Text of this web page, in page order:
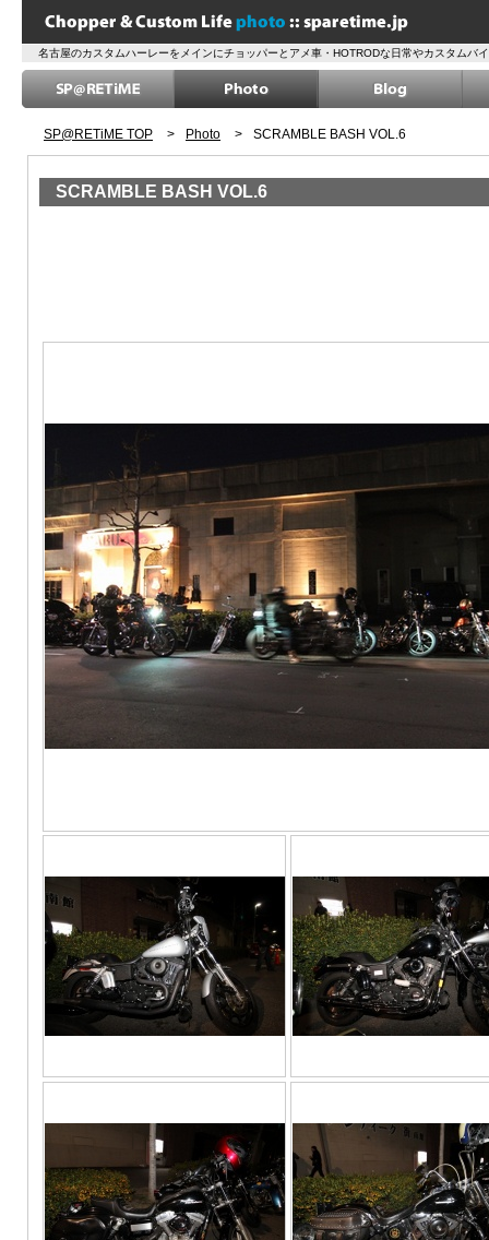
名古屋のカスタムハーレーをメインにチョッパーとアメ車・HOTRODな日常やカスタムバ
SP@RETiME TOP > Photo > SCRAMBLE BASH VOL.6
SCRAMBLE BASH VOL.6